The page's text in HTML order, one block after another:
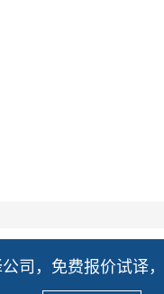
司，免费报价试译